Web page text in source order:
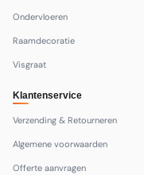
Ondervloeren
Raamdecoratie
Visgraat
Klantenservice
Verzending & Retourneren
Algemene voorwaarden
Offerte aanvragen